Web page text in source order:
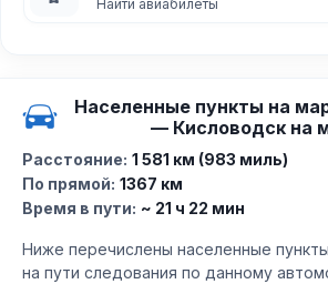
Найти авиабилеты
Населенные пункты на
— Кисловодск на
Расстояние: 1 581 км (983 миль)
По прямой: 1367 км
Время в пути: ~ 21 ч 22 мин
Ниже перечислены населенные
на пути следования по данному